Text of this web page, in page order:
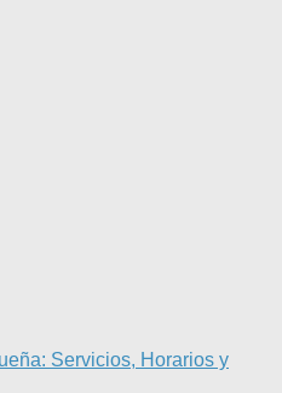
Servicios, Horarios y